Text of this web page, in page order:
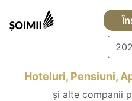
Hoteluri, Pensiuni,
și alte companii